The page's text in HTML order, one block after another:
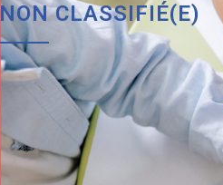
NON CLASSIFIÉ(E)